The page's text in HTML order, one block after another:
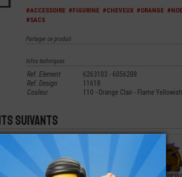
#ACCESSOIRE #FIGURINE #CHEVEUX #ORANGE
#SACS
Partager ce produit
Infos techniques
Ref. Element
6263103 - 6056288
Ref. Design
11618
Couleur
110 - Orange Clair - Flame
suivants